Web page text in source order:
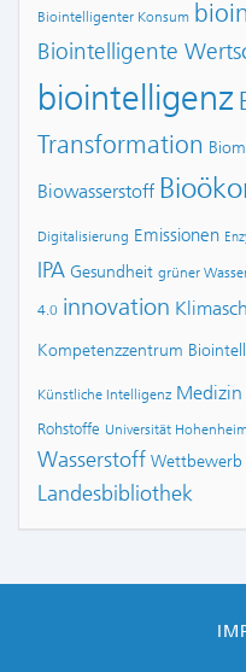
Biointelligenter Konsum
Biointelligente
biointelligenz
Transformation
Biowasserstoff
Digitalisierung Emissionen
IPA Gesundheit grüner
4.0 innovation
Kompetenzzentrum
Künstliche Intelligenz Medizin
Rohstoffe Universität Hohenheim
Wasserstoff Wettbewerb
Landesbibliothek